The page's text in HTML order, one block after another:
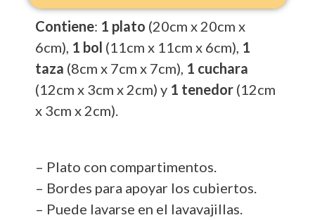
Contiene: 1 plato (20cm x 20cm x
6cm), 1 bol (11cm x 11cm x 6cm), 1
taza (8cm x 7cm x 7cm), 1 cuchara
(12cm x 3cm x 2cm) y 1 tenedor (12cm
x 3cm x 2cm).
– Plato con compartimentos.
– Bordes para apoyar los cubiertos.
– Puede lavarse en el lavavajillas.